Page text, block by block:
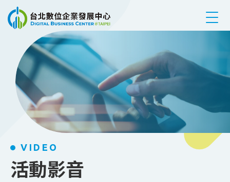
跳到主要內容
VIDEO
活動影音